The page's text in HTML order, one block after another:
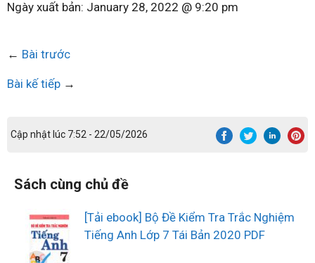
Ngày xuất bản: January 28, 2022 @ 9:20 pm
← Bài trước
Bài kế tiếp →
Cập nhật lúc 7:52 - 22/05/2026
Sách cùng chủ đề
[Tải ebook] Bộ Đề Kiểm Tra Trắc Nghiệm
Tiếng Anh Lớp 7 Tái Bản 2020 PDF